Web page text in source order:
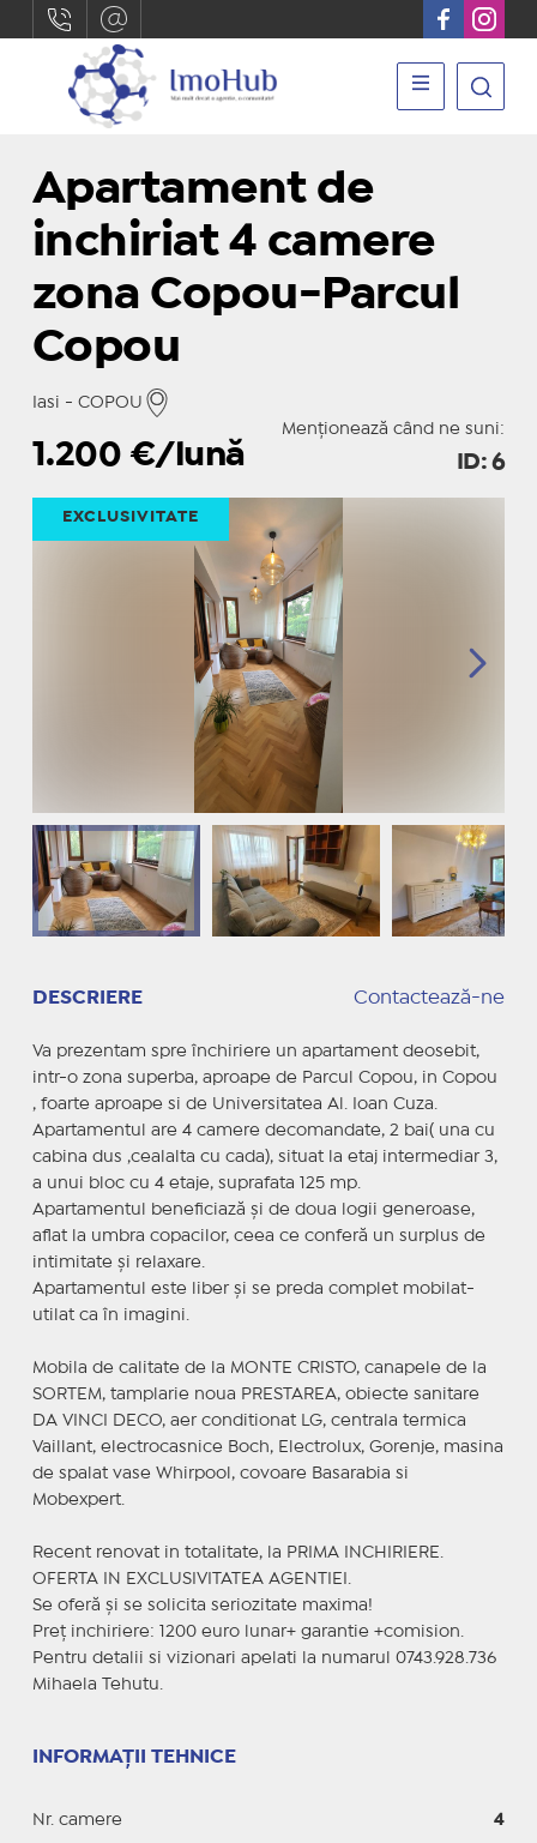
Apartament de
inchiriat 4 camere
zona Copou-Parcul
Copou
Iasi - COPOU
Menționează când ne suni:
1.200 €/lună ID: 6
EXCLUSIVITATE
DESCRIERE Contactează-ne
Va prezentam spre închiriere un apartament deosebit,
intr-o zona superba, aproape de Parcul Copou, in Copou
, foarte aproape si de Universitatea Al. Ioan Cuza.
Apartamentul are 4 camere decomandate, 2 bai( una cu
cabina dus ,cealalta cu cada), situat la etaj intermediar 3,
a unui bloc cu 4 etaje, suprafata 125 mp.
Apartamentul beneficiază și de doua logii generoase,
aflat la umbra copacilor, ceea ce conferă un surplus de
intimitate și relaxare.
Apartamentul este liber și se preda complet mobilat-
utilat ca în imagini.
Mobila de calitate de la MONTE CRISTO, canapele de la
SORTEM, tamplarie noua PRESTAREA, obiecte sanitare
DA VINCI DECO, aer conditionat LG, centrala termica
Vaillant, electrocasnice Boch, Electrolux, Gorenje, masina
de spalat vase Whirpool, covoare Basarabia si
Mobexpert.
Recent renovat in totalitate, la PRIMA INCHIRIERE.
OFERTA IN EXCLUSIVITATEA AGENTIEI.
Se oferă și se solicita seriozitate maxima!
Preț inchiriere: 1200 euro lunar+ garantie +comision.
Pentru detalii si vizionari apelati la numarul 0743.928.736
Mihaela Tehutu.
INFORMAȚII TEHNICE
Nr. camere 4